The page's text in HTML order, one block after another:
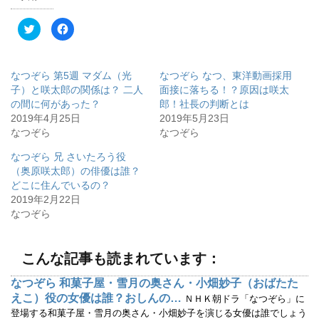
ク
リ
T
w
i
t
t
e
r
で
有
(
新
し
い
ウ
ィ
ン
き
ま
す
)
F
a
o
o
k
で
共
有
す
ク
リ
ッ
ク
し
て
く
し
い
ウ
ィ
ン
ド
ウ
なつぞら 第5週 マダム（光
子）と咲太郎の関係は？ 二人
の間に何があった？
2019年4月25日
なつぞら
なつぞら なつ、東洋動画採用
面接に落ちる！？原因は咲太
郎！社長の判断とは
2019年5月23日
なつぞら
なつぞら 兄 さいたろう役
（奥原咲太郎）の俳優は誰？
どこに住んでいるの？
2019年2月22日
なつぞら
こんな記事も読まれています：
なつぞら 和菓子屋・雪月の奥さん・小畑妙子（おばたた
えこ）役の女優は誰？おしんの… ＮＨＫ朝ドラ「なつぞら」に
登場する和菓子屋・雪月の奥さん・小畑妙子を演じる女優は誰でしょう